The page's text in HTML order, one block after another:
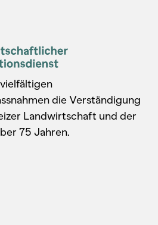
die Verständigung
Landwirtschaft und der
75 Jahren.